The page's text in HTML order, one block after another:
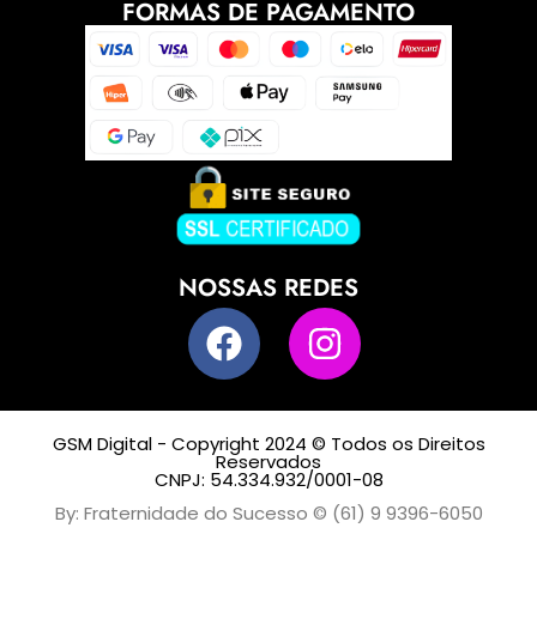
FORMAS DE PAGAMENTO
NOSSAS REDES
GSM Digital - Copyright 2024 © Todos os Direitos
Reservados
CNPJ: 54.334.932/0001-08
By: Fraternidade do Sucesso © (61) 9 9396-6050